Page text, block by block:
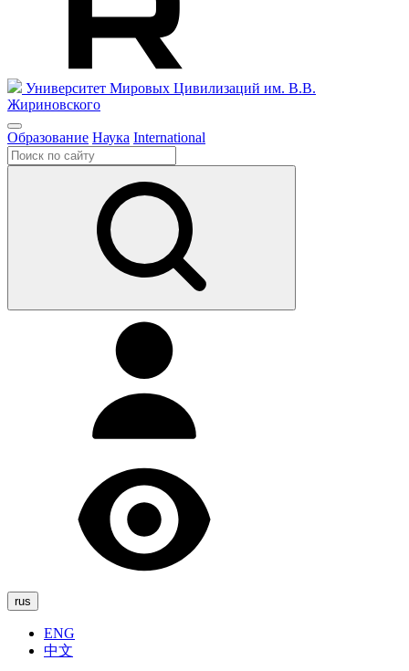
Университет Мировых Цивилизаций им. В.В.
Жириновского
Образование Наука International
rus
ENG
中文